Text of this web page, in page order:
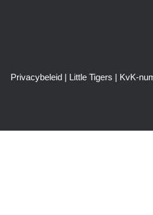
Privacybeleid| Little Tigers | KvK-